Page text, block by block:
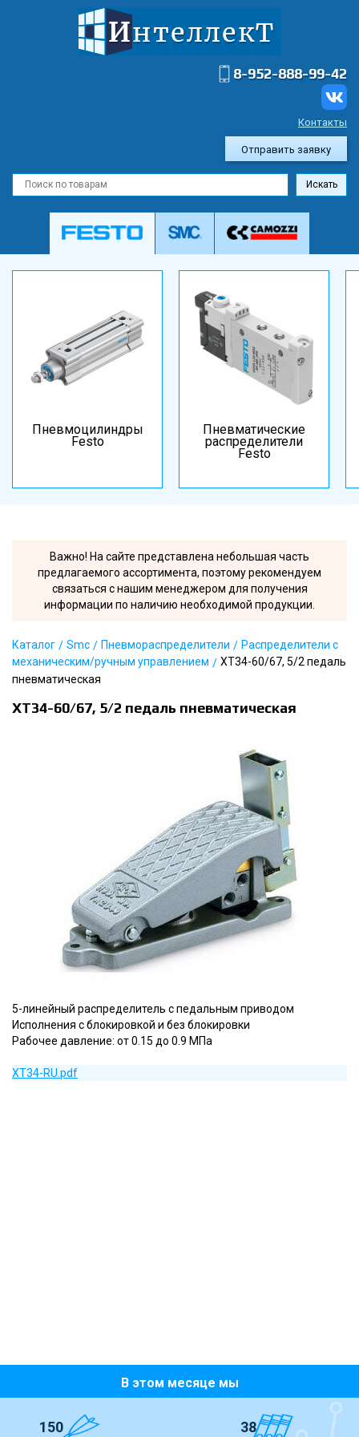
Искать
8-952-888-99-42
Контакты
Отправить заявку
Пневмоцилиндры
Festo
Пневматические
распределители
Festo
Важно! На сайте представлена небольшая часть
предлагаемого ассортимента, поэтому рекомендуем
связаться с нашим менеджером для получения
информации по наличию необходимой продукции.
Каталог Smc Пневмораспределители
Распределители с
механическим/ручным управлением
XT34-60/67, 5/2 педаль
пневматическая
XT34-60/67, 5/2 педаль пневматическая
5-линейный распределитель с педальным приводом
Исполнения с блокировкой и без блокировки
Рабочее давление: от 0.15 до 0.9 МПа
XT34-RU.pdf
В этом месяце мы
150 38